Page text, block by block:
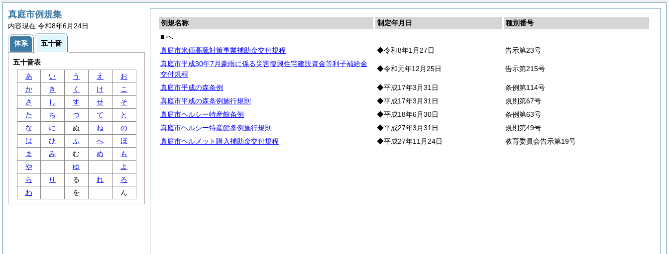
例規名称 制定年月日
種別番号
■ へ
真庭市米価高騰対策事業補助金交付規程
◆令和8年1月27日
告示第23号
真庭市平成30年7月豪雨に係る災害復興住宅建設資金等利子補給金
交付規程
◆令和元年12月25日 告示第215号
真庭市平成の森条例 ◆平成17年3月31日
条例第114号
真庭市平成の森条例施行規則
◆平成17年3月31日
規則第67号
真庭市ヘルシー特産館条例
◆平成18年6月30日
条例第63号
真庭市ヘルシー特産館条例施行規則
◆平成27年3月31日
規則第49号
真庭市ヘルメット購入補助金交付規程
◆平成27年11月24日 教育委員会告示第19号
真庭市例規集
内容現在 令和8年6月24日
体系 五十音
五十音表
あ
い う え
お
か
き く け
こ
さ
し す せ
そ
た
ち つ て
と
な
に ぬ ね
の
は
ひ ふ へ
ほ
ま
み む め
も
や
ゆ
よ
ら
り る れ
ろ
わ
を ん